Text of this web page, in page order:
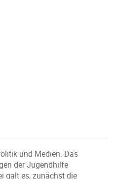
und Medien. Das
der Jugendhilfe
galt es, zunächst die